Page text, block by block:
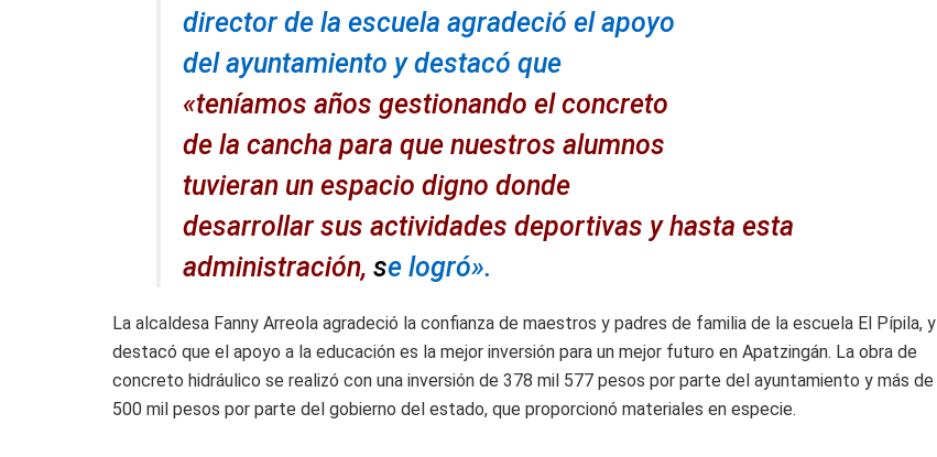
director de la escuela agradeció el apoyo
del ayuntamiento y destacó que
«teníamos años gestionando el concreto
de la cancha para que nuestros alumnos
tuvieran un espacio digno donde
desarrollar sus actividades deportivas y hasta esta
administración, se logró».
La alcaldesa Fanny Arreola agradeció la confianza de maestros y padres de familia de la escuela El Pípila, y
destacó que el apoyo a la educación es la mejor inversión para un mejor futuro en Apatzingán. La obra de
concreto hidráulico se realizó con una inversión de 378 mil 577 pesos por parte del ayuntamiento y más de
500 mil pesos por parte del gobierno del estado, que proporcionó materiales en especie.